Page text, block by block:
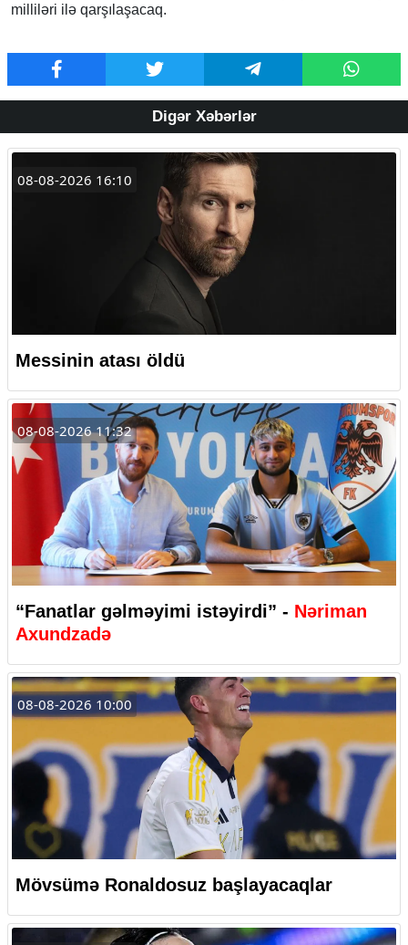
milliləri ilə qarşılaşacaq.
Digər Xəbərlər
08-08-2026 16:10
Messinin atası öldü
08-08-2026 11:32
“Fanatlar gəlməyimi istəyirdi” - Nəriman
Axundzadə
08-08-2026 10:00
Mövsümə Ronaldosuz başlayacaqlar